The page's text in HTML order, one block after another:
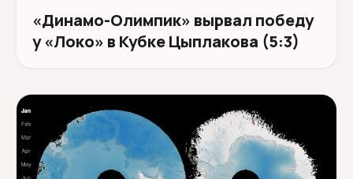
«Динамо-Олимпик» вырвал победу
у «Локо» в Кубке Цыплакова (5:3)